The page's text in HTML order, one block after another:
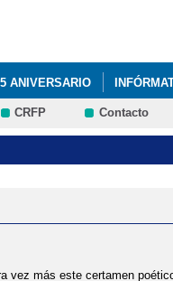
ANIVERSARIO
DEL PROGRAMA DE
CLAUSURA
CRFP Contacto
vez más este certamen